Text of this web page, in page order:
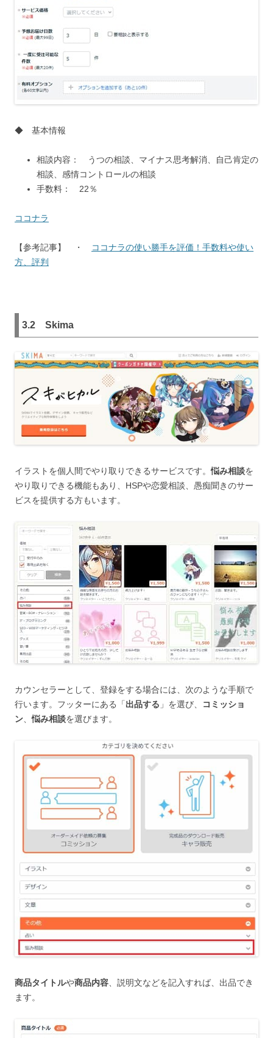
◆ 基本情報
相談内容： うつの相談、マイナス思考解消、自己肯定の
相談、感情コントロールの相談
手数料： 22％
ココナラ
【参考記事】 ・
ココナラの使い勝手を評価！手数料や使い
方、評判
3.2 Skima
イラストを個人間でやり取りできるサービスです。悩み相談を
やり取りできる機能もあり、HSPや恋愛相談、愚痴聞きのサー
ビスを提供する方もいます。
カウンセラーとして、登録をする場合には、次のような手順で
行います。フッターにある「出品する 」を選び、
コミッショ
ン、悩み相談を選びます。
商品タイトルや商品内容、説明文などを記入すれば、出品でき
ます。